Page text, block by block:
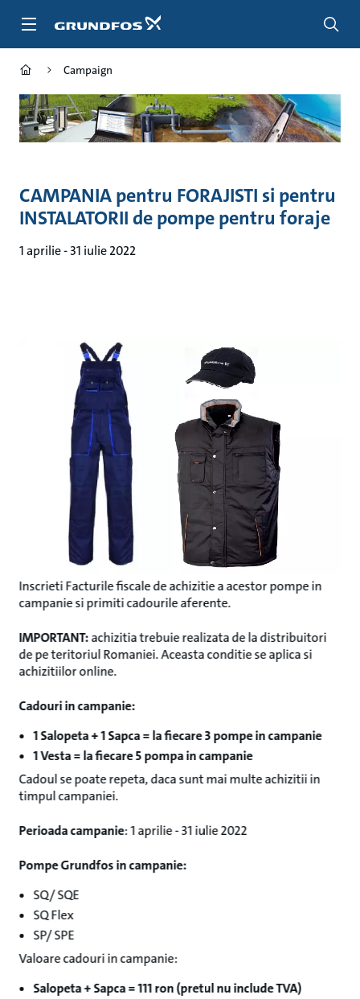
Campaign
CAMPANIApentru FORAJISTI si pentru
INSTALATORII de pompe pentru foraje
1 aprilie - 31 iulie 2022
Inscrieti Facturile fiscale de achizitie a acestor pompe in
campanie si primiti cadourile aferente.
IMPORTANT:achizitia trebuie realizata de la distribuitori
de pe teritoriul Romaniei. Aceasta conditie se aplica si
achizitiilor online.
Cadouri in campanie:
1 Salopeta + 1 Sapca = la fiecare 3 pompe in campanie
1 Vesta = la fiecare 5 pompa in campanie
Cadoul se poate repeta, daca sunt mai multe achizitii in
timpul campaniei.
Perioada campanie: 1 aprilie - 31 iulie 2022
Pompe Grundfos in campanie:
SQ/ SQE
SQ Flex
SP/ SPE
Valoare cadouri in campanie:
Salopeta + Sapca = 111 ron (pretul nu include TVA)